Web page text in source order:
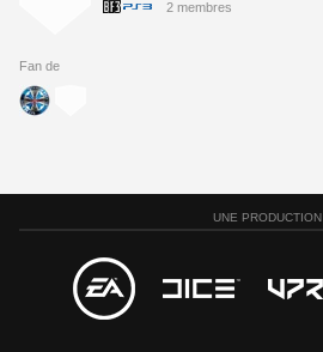
2 membres
Fan de
UNE PRODUCTION